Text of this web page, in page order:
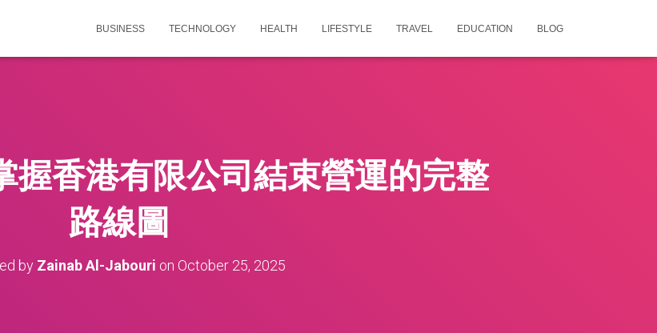
BUSINESS TECHNOLOGY HEALTH LIFESTYLE TRAVEL EDUCATION BLOG
握香港有限公司結束營運的完整
路線圖
by Zainab Al-Jabouri on October 25, 2025